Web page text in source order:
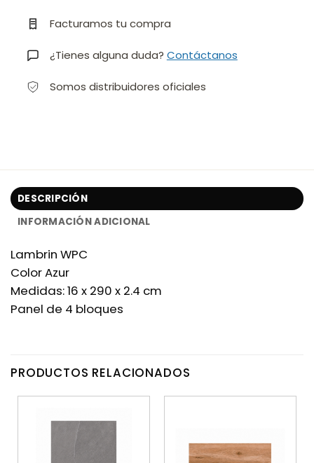
Facturamos tu compra
¿Tienes alguna duda? Contáctanos
Somos distribuidores oficiales
DESCRIPCIÓN
INFORMACIÓN ADICIONAL
Lambrin WPC
Color Azur
Medidas: 16 x 290 x 2.4 cm
Panel de 4 bloques
PRODUCTOS RELACIONADOS